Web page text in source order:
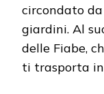
circondato
giardini. Al
delle Fiabe,
ti trasporta